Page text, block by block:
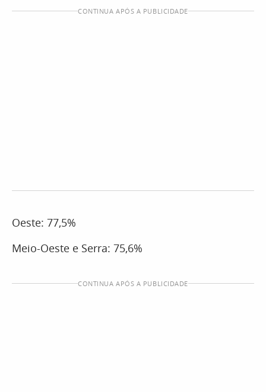
CONTINUA APÓS A PUBLICIDADE
Oeste: 77,5%
Meio-Oeste e Serra: 75,6%
CONTINUA APÓS A PUBLICIDADE